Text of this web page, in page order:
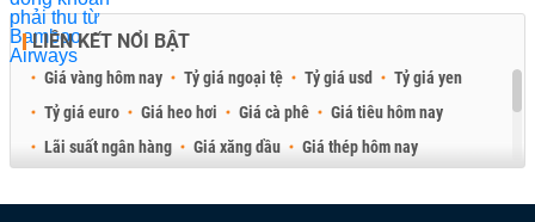
LIÊN KẾT NỔI BẬT
Giá vàng hôm nay Tỷ giá ngoại tệ Tỷ giá usd
Tỷ giá yen
Tỷ giá euro
Giá heo hơi Giá cà phê
Giá tiêu hôm nay
Lãi suất ngân hàng
Giá xăng dầu
Giá thép hôm nay